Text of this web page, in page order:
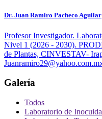
Dr. Juan Ramiro Pacheco Aguilar
Profesor Investigador.
Nivel 1 (2026 - 2030).
de Plantas, CINVESTAV-
Galería
Todos
Laboratorio de